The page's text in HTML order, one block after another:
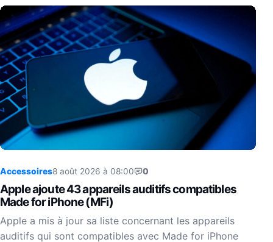
Accessoires8 août 2026 à 08:00 0
Apple ajoute 43 appareils auditifs compatibles
Made for iPhone (MFi)
Apple a mis à jour sa liste concernant les appareils
auditifs qui sont compatibles avec Made for iPhone